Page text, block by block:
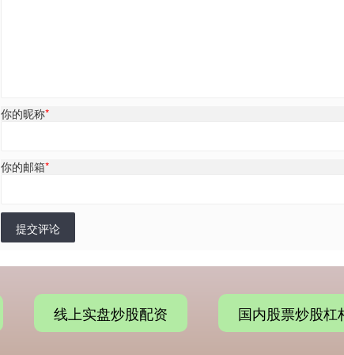
你的昵称*
你的邮箱*
提交评论
线上实盘炒股配资 国内股票炒股杠